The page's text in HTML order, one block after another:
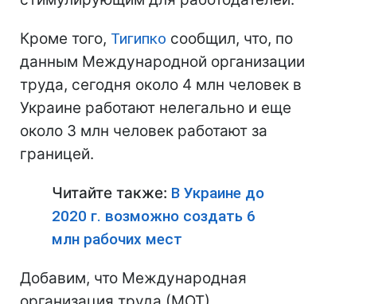
Кроме того, Тигипко сообщил, что, по
данным Международной организации
труда, сегодня около 4 млн человек в
Украине работают нелегально и еще
около 3 млн человек работают за
границей.
Читайте также: В Украине до
2020 г. возможно создать 6
млн рабочих мест
Добавим, что Международная